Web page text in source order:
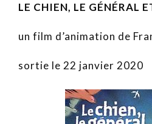
LE CHIEN, LE GÉNÉRAL
un film d’animation de
sortie le 22 janvier 2020